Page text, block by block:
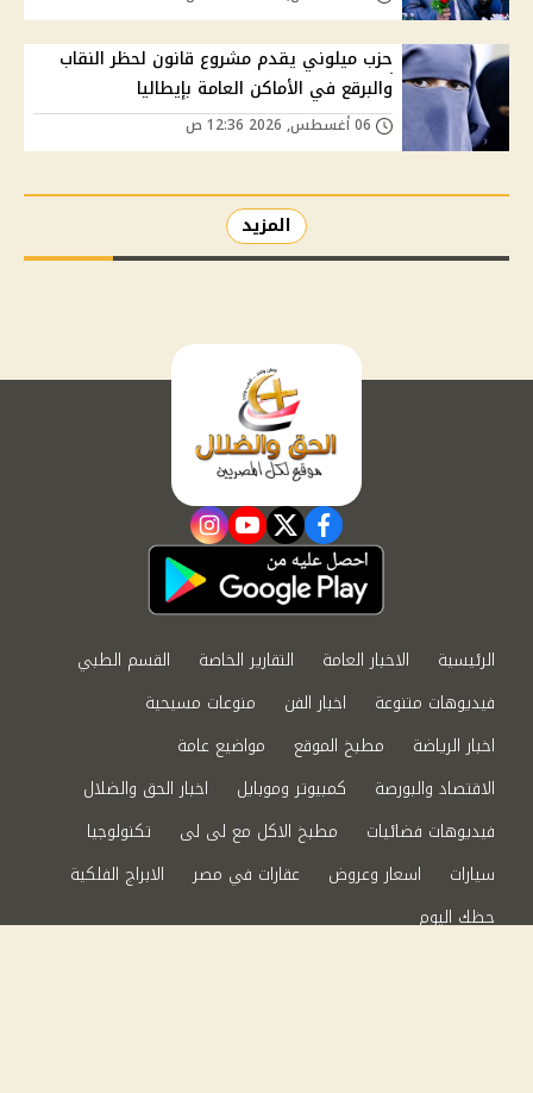
حزب ميلوني يقدم مشروع قانون لحظر النقاب
والبرقع في الأماكن العامة بإيطاليا
المزيد
facebook
twitter
youtube
instagram
الرئيسية الاخبار العامة التقارير الخاصة
القسم الطبي
فيديوهات متنوعة
اخبار الفن
منوعات مسيحية
اخبار الرياضة
مطبخ الموقع
مواضيع عامة
الاقتصاد والبورصة
كمبيوتر وموبايل
اخبار الحق والضلال
فيديوهات فضائيات
مطبخ الاكل مع لى لى
تكنولوجيا
سيارات
اسعار وعروض عقارات في مصر
الابراج الفلكية
حظك اليوم